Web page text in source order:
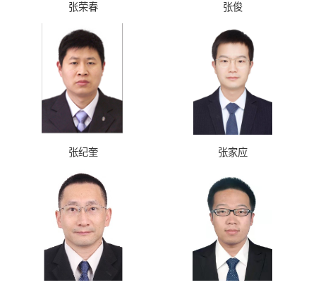
张荣春 张俊
张纪奎 张家应